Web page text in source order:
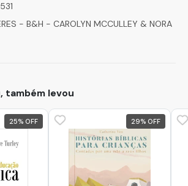
- B&H - CAROLYN MCCULLEY & NORA
também levou
25% 29%